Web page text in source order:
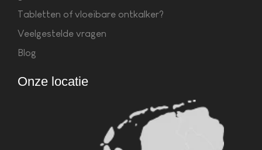
Tabletten of vloeibare ontkalker?
Veelgestelde vragen
Blog
Onze locatie